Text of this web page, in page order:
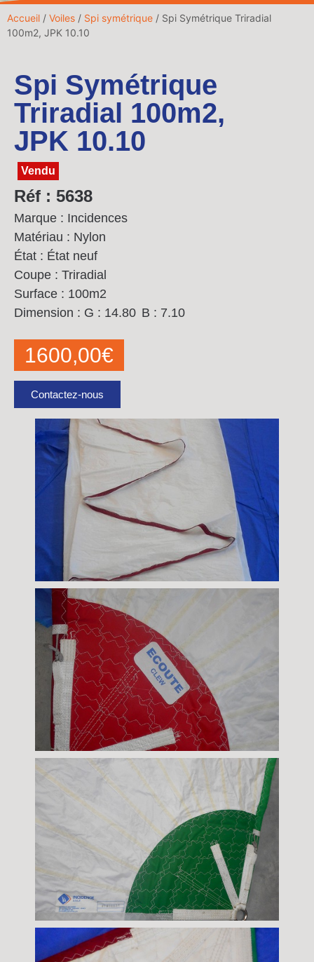
Accueil / Voiles / Spi symétrique / Spi Symétrique Triradial
100m2, JPK 10.10
Spi Symétrique
Triradial 100m2,
JPK 10.10
Vendu
Réf : 5638
Marque : Incidences
Matériau : Nylon
État : État neuf
Coupe : Triradial
Surface : 100m2
Dimension : G : 14.80 B : 7.10
1600,00€
Contactez-nous